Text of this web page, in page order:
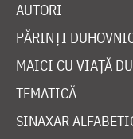
AUTORI
PĂRINȚI
MAICI CU VIAȚĂ
TEMATICĂ
SINAXAR